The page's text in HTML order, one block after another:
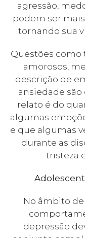
agressão,
podem ser
tornando sua
Questões
amorosos,
descrição de
ansiedade
relato é do
algumas
e que algumas
durante as
tristeza
No âmbito
depressão